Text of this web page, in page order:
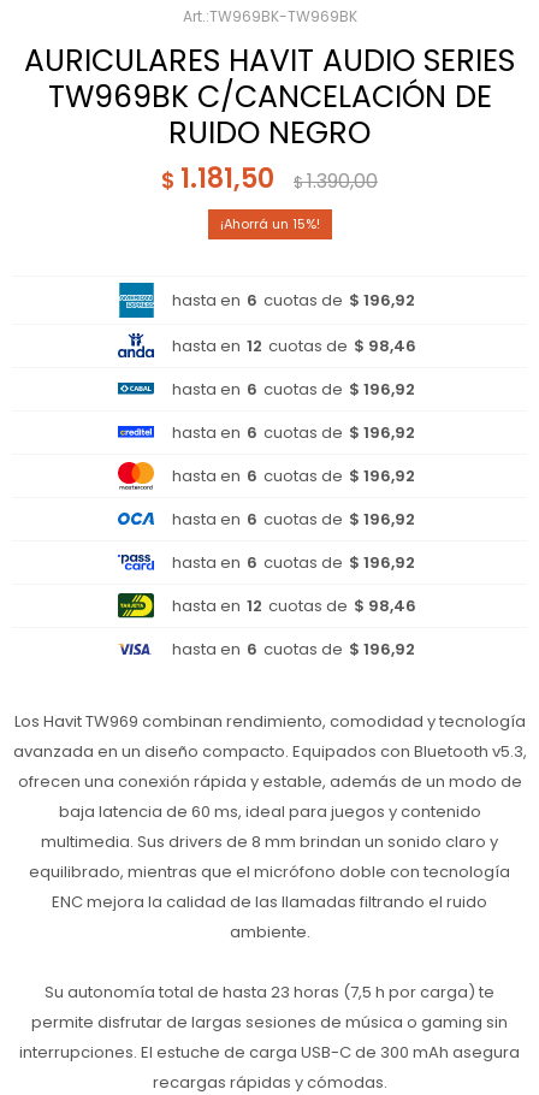
TW969BK-TW969BK
AURICULARES HAVIT AUDIO SERIES
TW969BK C/CANCELACIÓN DE
RUIDO NEGRO
$ 1.181,50 $1.390,00
15
hasta en 6 cuotas de $ 196,92
hasta en 12 cuotas de $ 98,46
hasta en 6 cuotas de $ 196,92
hasta en 6 cuotas de $ 196,92
hasta en 6 cuotas de $ 196,92
hasta en 6 cuotas de $ 196,92
hasta en 6 cuotas de $ 196,92
hasta en 12 cuotas de $ 98,46
hasta en 6 cuotas de $ 196,92
Los Havit TW969 combinan rendimiento, comodidad y tecnología
avanzada en un diseño compacto. Equipados con Bluetooth v5.3,
ofrecen una conexión rápida y estable, además de un modo de
baja latencia de 60 ms, ideal para juegos y contenido
multimedia. Sus drivers de 8 mm brindan un sonido claro y
equilibrado, mientras que el micrófono doble con tecnología
ENC mejora la calidad de las llamadas filtrando el ruido
ambiente.
Su autonomía total de hasta 23 horas (7,5 h por carga) te
permite disfrutar de largas sesiones de música o gaming sin
interrupciones. El estuche de carga USB-C de 300 mAh asegura
recargas rápidas y cómodas.